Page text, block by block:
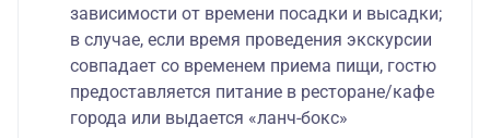
зависимости от времени посадки и высадки;
в случае, если время проведения экскурсии
совпадает со временем приема пищи, гостю
предоставляется питание в ресторане/кафе
города или выдается «ланч-бокс»